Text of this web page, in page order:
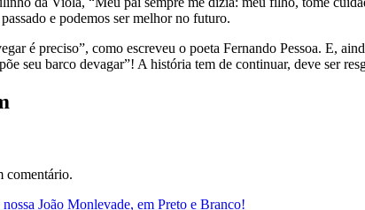
e podemos ser melhor no futuro.
é preciso”, como escreveu o poeta Fernando Pessoa. E,
seu barco devagar”! A história tem de continuar, deve ser
comentário.
João Monlevade, em Preto e Branco!